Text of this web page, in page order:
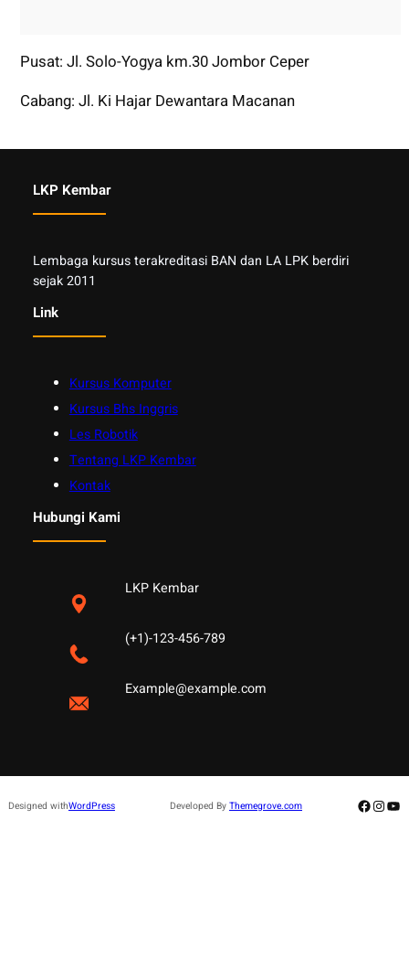
Pusat: Jl. Solo-Yogya km.30 Jombor Ceper
Cabang: Jl. Ki Hajar Dewantara Macanan
LKP Kembar
Lembaga kursus terakreditasi BAN dan LA LPK berdiri
sejak 2011
Link
Kursus Komputer
Kursus Bhs Inggris
Les Robotik
Tentang LKP Kembar
Kontak
Hubungi Kami
LKP Kembar
(+1)-123-456-789
Example@example.com
Designed withWordPress Developed By Themegrove.com